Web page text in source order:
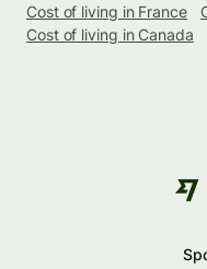
Cost of living in France
Cost of living in Canada